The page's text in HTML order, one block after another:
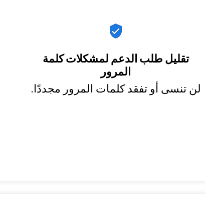
تقليل طلب الدعم لمشكلات كلمة
المرور
لن تنسى أو تفقد كلمات المرور مجددًا.